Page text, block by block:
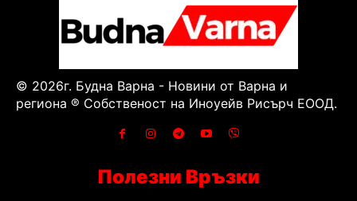
© 2026г. Будна Варна - Новини от Варна и
региона ® Собственост на Иноуейв Рисърч ЕООД.
Полезни Връзки